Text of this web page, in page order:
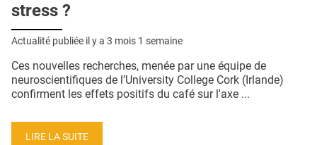
stress ?
Actualité publiée il y a 3 mois 1 semaine
Ces nouvelles recherches, menée par une équipe de
neuroscientifiques de l’University College Cork (Irlande)
confirment les effets positifs du café sur l'axe ...
LIRE LA SUITE